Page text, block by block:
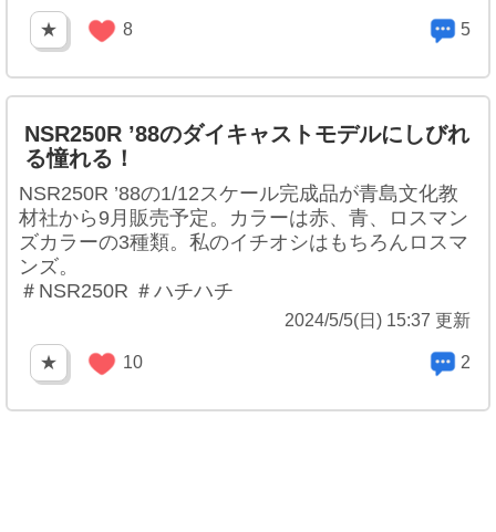
★ 8 5
NSR250R ’88のダイキャストモデルにしびれ
る憧れる！
NSR250R ’88の1/12スケール完成品が青島文化教
材社から9月販売予定。カラーは赤、青、ロスマン
ズカラーの3種類。私のイチオシはもちろんロスマ
ンズ。
＃NSR250R ＃ハチハチ
2024/5/5(日) 15:37 更新
★ 10 2